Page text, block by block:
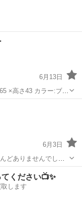
6月13日
×高さ43 カラー:ブラ
は洗濯可能です 定
、無印良品のホームペ
6月3日
どありませんでし
時に状態確認をして
人の手に渡っている
ください📺✨
します